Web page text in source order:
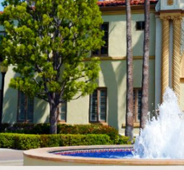
Perez, Samsung Ads: «L'Italia è un
mercato strategico e continuerà a
crescere»